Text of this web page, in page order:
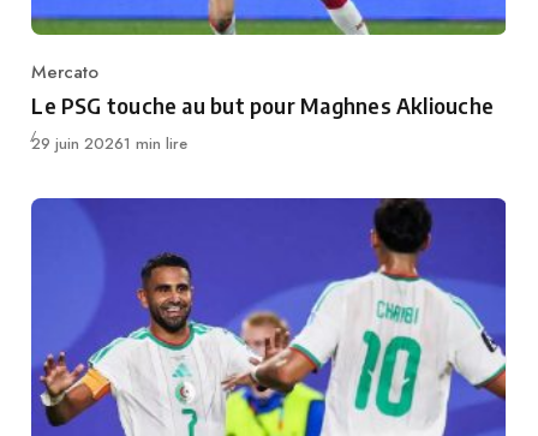
Category
Mercato
Le PSG touche au but pour Maghnes Akliouche
Publié
29 juin 20261 min lire